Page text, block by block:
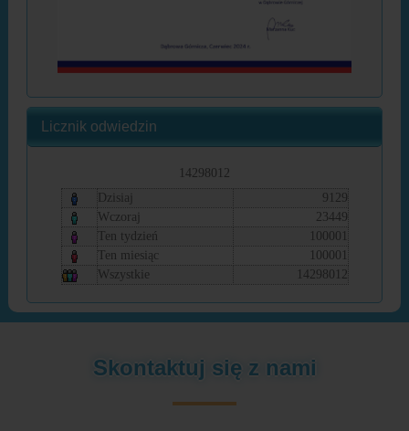
Licznik odwiedzin
14298012
Dzisiaj
9129
Wczoraj
23449
Ten tydzień
100001
Ten miesiąc
100001
Wszystkie
14298012
Skontaktuj się z nami